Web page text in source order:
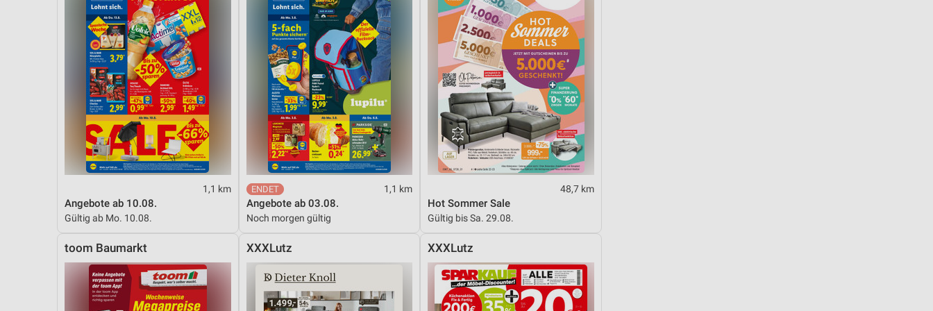
1,1 km
Angebote ab 10.08.
Gültig ab Mo. 10.08.
1,1 km
Angebote ab 03.08.
Noch morgen gültig
48,7 km
Hot Sommer Sale
Gültig bis Sa. 29.08.
toom Baumarkt XXXLutz XXXLutz